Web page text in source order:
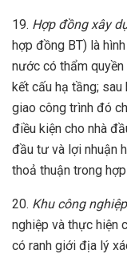
19. Hợp đồng xây
hợp đồng BT) là
nước có thẩm
kết cấu hạ tầng;
giao công trình đó
điều kiện cho nhà
đầu tư và lợi nhuận
thoả thuận trong
20. Khu công nghiệp
nghiệp và thực hiện
có ranh giới địa lý